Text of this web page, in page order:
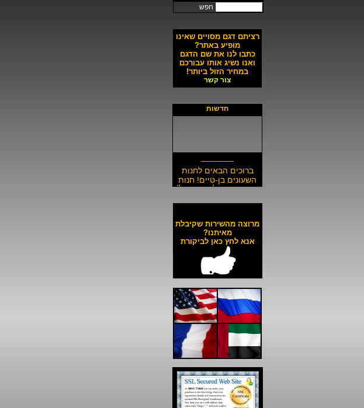
חפש
רציתם דגם מסויים שאינו
מופיע באתר?
כתבו לנו את שם הדגם
ואנו נשיג אותו עבורכם
במחיר הזול ביותר!
צור קשר
חדשות
_______
ברוכים הבאים לחנות
השעונים בן-טיים! חנות
השעונים הזולה בישראל!
באתר ולכל חלקי הארץ!
__________________
כל השעונים באתר עד 6
תשלומים ללא ריבית!
__________________
האתר מאובטח בהצפנת
SSL מתקדמת
מרוצה מהשירות שקיבלת
מאיתנו?
אנא לחץ כאן לביקורת